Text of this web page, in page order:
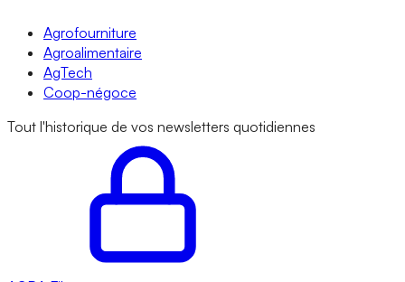
Agrofourniture
Agroalimentaire
AgTech
Coop-négoce
Tout l'historique de vos newsletters quotidiennes